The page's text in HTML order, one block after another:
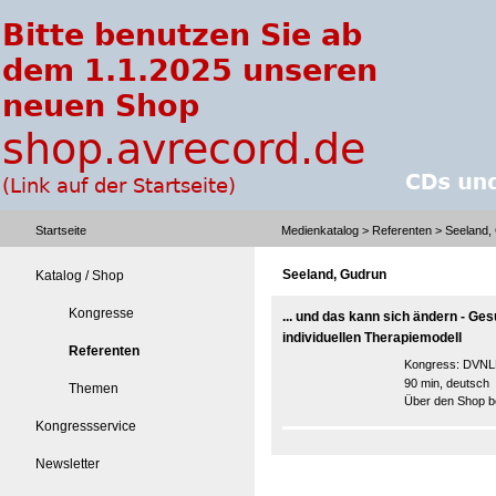
Startseite Medienkatalog > Referenten > Seeland,
Katalog / Shop
Kongresse
Referenten
Themen
Kongressservice
Newsletter
Seeland, Gudrun
... und das kann sich ändern -
individuellen Therapiemodell
Kongress:
90 min, deutsch
Über den Shop